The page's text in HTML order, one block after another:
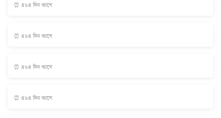
⏰ ৪৮৪ দিন আগে
⏰ ৪৮৪ দিন আগে
⏰ ৪৮৪ দিন আগে
⏰ ৪৮৪ দিন আগে